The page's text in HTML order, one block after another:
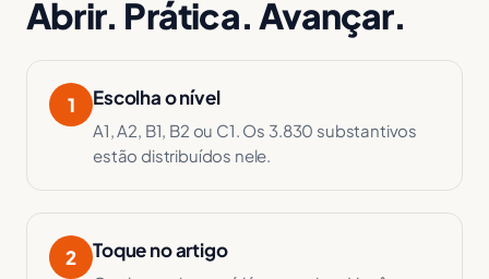
Abrir. Prática. Avançar.
1 Escolha o nível
A1, A2, B1, B2 ou C1. Os 3.830 substantivos
estão distribuídos nele.
2 Toque no artigo